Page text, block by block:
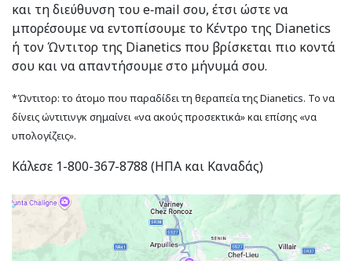
και τη διεύθυνση του e‑mail σου, έτσι ώστε να
μπορέσουμε να εντοπίσουμε το Κέντρο της Dianetics
ή τον Ώντιτορ της Dianetics που βρίσκεται πιο κοντά
σου και να απαντήσουμε στο μήνυμά σου.
*Ώντιτορ: το άτομο που παραδίδει τη θεραπεία της Dianetics. Το να
δίνεις ώντιτινγκ σημαίνει «να ακούς προσεκτικά» και επίσης «να
υπολογίζεις».
Κάλεσε 1-800-367-8788 (ΗΠΑ και Καναδάς)